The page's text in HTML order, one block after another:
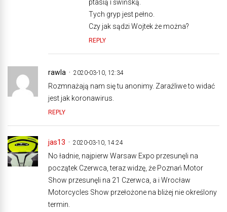
ptasią i świńską.
Tych gryp jest pełno.
Czy jak sądzi Wojtek że można?
REPLY
rawla 2020-03-10, 12:34
Rozmnażają nam się tu anonimy. Zaraźliwe to widać
jest jak koronawirus.
REPLY
jas13 2020-03-10, 14:24
No ładnie, najpierw Warsaw Expo przesunęli na
początek Czerwca, teraz widzę, że Poznań Motor
Show przesunęli na 21 Czerwca, a i Wrocław
Motorcycles Show przełożone na bliżej nie określony
termin.